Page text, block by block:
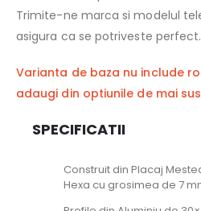
Trimite-ne marca si modelul
asigura ca se potriveste perfect.
Varianta de baza nu include
adaugi din optiunile de mai
SPECIFICATII
Construit din Placaj
Hexa cu grosimea de 7